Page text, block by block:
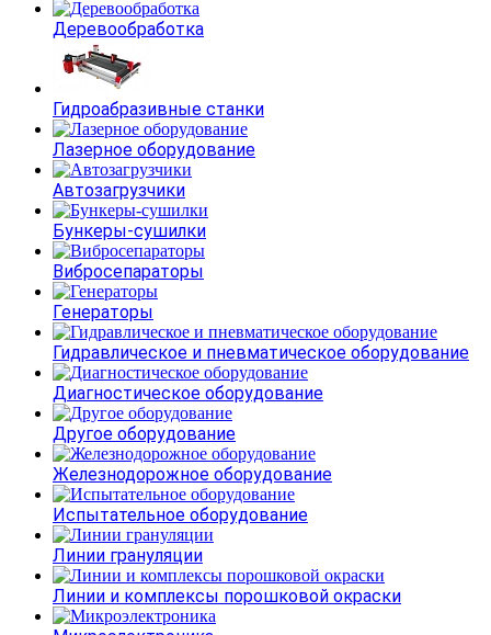
Деревообработка
Гидроабразивные станки
Лазерное оборудование
Автозагрузчики
Бункеры-сушилки
Вибросепараторы
Генераторы
Гидравлическое и пневматическое оборудование
Диагностическое оборудование
Другое оборудование
Железнодорожное оборудование
Испытательное оборудование
Линии грануляции
Линии и комплексы порошковой окраски